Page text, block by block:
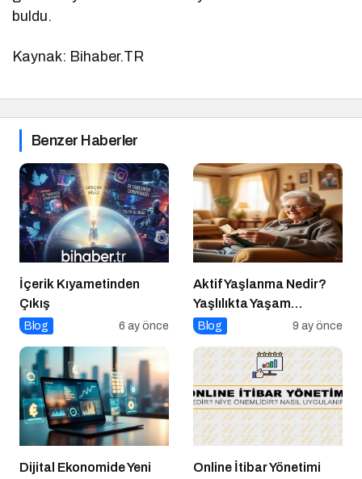
buldu.
Kaynak: Bihaber.TR
Benzer Haberler
İçerik Kıyametinden
Çıkış
Blog 6 ay önce
Aktif Yaşlanma Nedir?
Yaşlılıkta Yaşam
Kalitesini Artırmanın
Blog 9 ay önce
Dijital Ekonomide Yeni
Online İtibar Yönetimi